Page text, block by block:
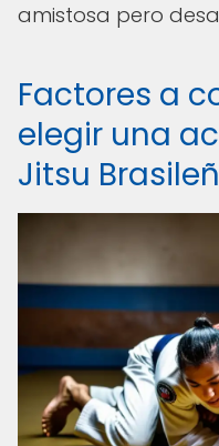
amistosa pero
Factores a
elegir una
Jitsu